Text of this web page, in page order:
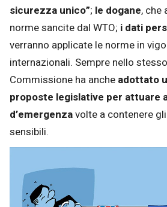
sicurezza unico”; le dogane, che
norme sancite dal WTO; i dati
verranno applicate le norme in
internazionali. Sempre nello
Commissione ha anche adottato
proposte legislative per attuare
d’emergenzavolte a contenere
sensibili.